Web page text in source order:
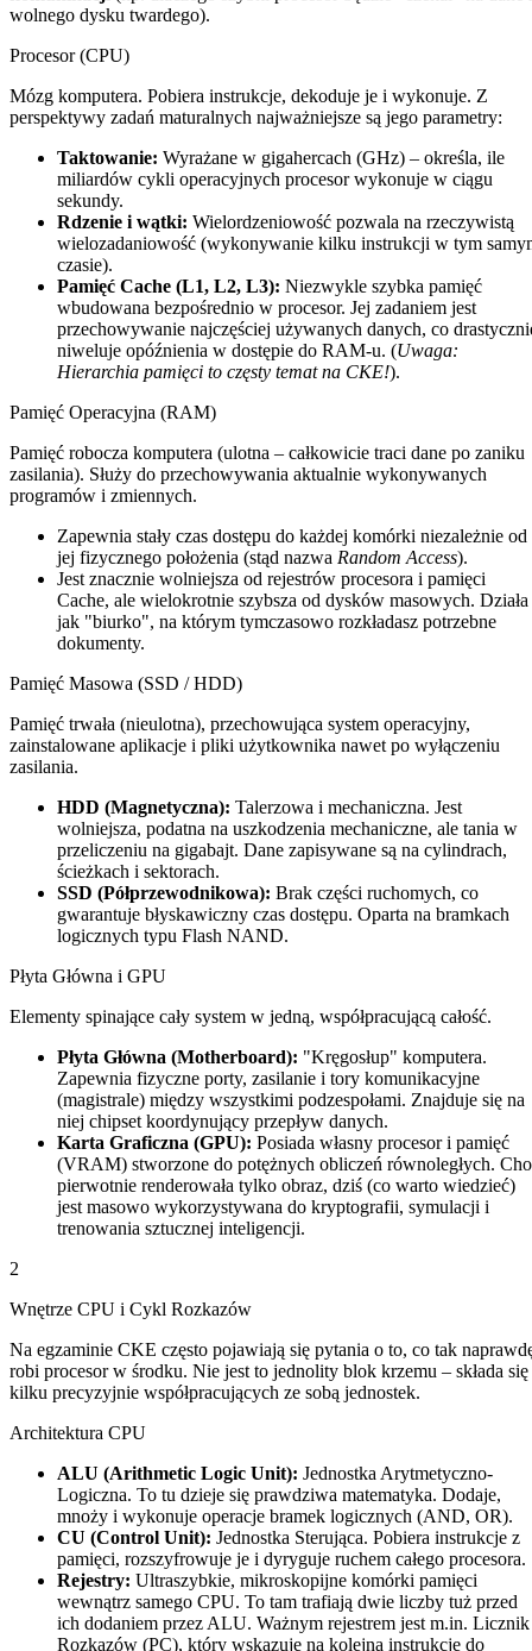
wolnego dysku twardego).
Procesor (CPU)
Mózg komputera. Pobiera instrukcje, dekoduje je i wykonuje. Z
perspektywy zadań maturalnych najważniejsze są jego parametry:
Taktowanie: Wyrażane w gigahercach (GHz) – określa, ile
miliardów cykli operacyjnych procesor wykonuje w ciągu
sekundy.
Rdzenie i wątki: Wielordzeniowość pozwala na rzeczywistą
wielozadaniowość (wykonywanie kilku instrukcji w tym
czasie).
Pamięć Cache (L1, L2, L3): Niezwykle szybka pamięć
wbudowana bezpośrednio w procesor. Jej zadaniem jest
przechowywanie najczęściej używanych danych, co
niweluje opóźnienia w dostępie do RAM-u. (Uwaga:
Hierarchia pamięci to częsty temat na CKE!).
Pamięć Operacyjna (RAM)
Pamięć robocza komputera (ulotna – całkowicie traci dane po zaniku
zasilania). Służy do przechowywania aktualnie wykonywanych
programów i zmiennych.
Zapewnia stały czas dostępu do każdej komórki niezależnie od
jej fizycznego położenia (stąd nazwa Random Access).
Jest znacznie wolniejsza od rejestrów procesora i pamięci
Cache, ale wielokrotnie szybsza od dysków masowych. Działa
jak "biurko", na którym tymczasowo rozkładasz potrzebne
dokumenty.
Pamięć Masowa (SSD / HDD)
Pamięć trwała (nieulotna), przechowująca system operacyjny,
zainstalowane aplikacje i pliki użytkownika nawet po wyłączeniu
zasilania.
HDD (Magnetyczna): Talerzowa i mechaniczna. Jest
wolniejsza, podatna na uszkodzenia mechaniczne, ale tania w
przeliczeniu na gigabajt. Dane zapisywane są na cylindrach,
ścieżkach i sektorach.
SSD (Półprzewodnikowa): Brak części ruchomych, co
gwarantuje błyskawiczny czas dostępu. Oparta na bramkach
logicznych typu Flash NAND.
Płyta Główna i GPU
Elementy spinające cały system w jedną, współpracującą całość.
Płyta Główna (Motherboard): "Kręgosłup" komputera.
Zapewnia fizyczne porty, zasilanie i tory komunikacyjne
(magistrale) między wszystkimi podzespołami. Znajduje się na
niej chipset koordynujący przepływ danych.
Karta Graficzna (GPU): Posiada własny procesor i pamięć
(VRAM) stworzone do potężnych obliczeń równoległych.
pierwotnie renderowała tylko obraz, dziś (co warto wiedzieć)
jest masowo wykorzystywana do kryptografii, symulacji i
trenowania sztucznej inteligencji.
2
Wnętrze CPU i Cykl Rozkazów
Na egzaminie CKE często pojawiają się pytania o to, co tak
robi procesor w środku. Nie jest to jednolity blok krzemu – składa się
kilku precyzyjnie współpracujących ze sobą jednostek.
Architektura CPU
ALU (Arithmetic Logic Unit): Jednostka Arytmetyczno-
Logiczna. To tu dzieje się prawdziwa matematyka. Dodaje,
mnoży i wykonuje operacje bramek logicznych (AND, OR).
CU (Control Unit): Jednostka Sterująca. Pobiera instrukcje z
pamięci, rozszyfrowuje je i dyryguje ruchem całego procesora.
Rejestry: Ultraszybkie, mikroskopijne komórki pamięci
wewnątrz samego CPU. To tam trafiają dwie liczby tuż przed
ich dodaniem przez ALU. Ważnym rejestrem jest m.in. Licznik
Rozkazów (PC), który wskazuje na kolejną instrukcję do